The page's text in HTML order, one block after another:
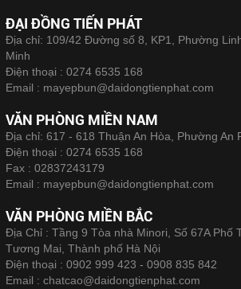
ĐẠI ĐỒNG TIẾN PHÁT
Địa chỉ: 109/42 Đường số 8, KP1, Phường
Minh
Điện thoại : 0274 6535 168
Email : mayepbun@daidongtienphat.com
VĂN PHÒNG MIỀN NAM
Địa chỉ: 617 - 618 Thuận An Hòa, Phường An
Điện thoại : 0274 6535 168
Fax : 02837243179
Email : mayepbun@daidongtienphat.com
VĂN PHÒNG MIỀN BẮC
Địa Chỉ : Tầng 9 Tòa nhà Minori, Số 67A Phố
Tương Mai, Thành phố Hà Nội
Điện thoại : 0902 999 423 - 0908 835 842
Email : chatcao@daidongtienphat.com